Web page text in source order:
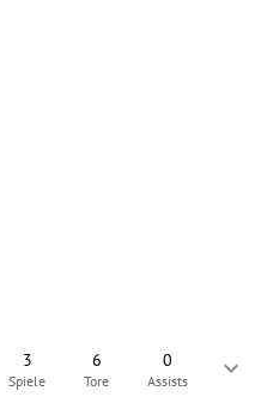
3
Spiele
6
Tore
0
Assists